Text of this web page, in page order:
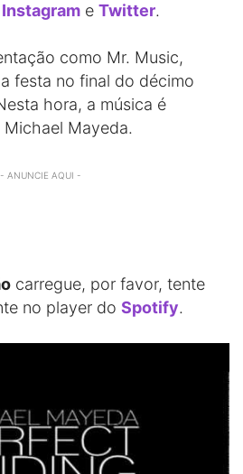
Instagram e Twitter.
como Mr. Music,
festa no final do décimo
hora, a música é
Michael Mayeda.
- ANUNCIE AQUI -
carregue, por favor, tente
no player do Spotify.